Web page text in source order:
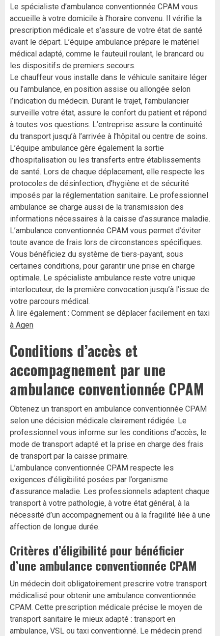
Le spécialiste d’ambulance conventionnée CPAM vous
accueille à votre domicile à l’horaire convenu. Il vérifie la
prescription médicale et s’assure de votre état de santé
avant le départ. L’équipe ambulance prépare le matériel
médical adapté, comme le fauteuil roulant, le brancard ou
les dispositifs de premiers secours.
Le chauffeur vous installe dans le véhicule sanitaire léger
ou l’ambulance, en position assise ou allongée selon
l’indication du médecin. Durant le trajet, l’ambulancier
surveille votre état, assure le confort du patient et répond
à toutes vos questions. L’entreprise assure la continuité
du transport jusqu’à l’arrivée à l’hôpital ou centre de soins.
L’équipe ambulance gère également la sortie
d’hospitalisation ou les transferts entre établissements
de santé. Lors de chaque déplacement, elle respecte les
protocoles de désinfection, d’hygiène et de sécurité
imposés par la réglementation sanitaire. Le professionnel
ambulance se charge aussi de la transmission des
informations nécessaires à la caisse d’assurance maladie.
L’ambulance conventionnée CPAM vous permet d’éviter
toute avance de frais lors de circonstances spécifiques.
Vous bénéficiez du système de tiers-payant, sous
certaines conditions, pour garantir une prise en charge
optimale. Le spécialiste ambulance reste votre unique
interlocuteur, de la première convocation jusqu’à l’issue de
votre parcours médical.
À lire également : Comment se déplacer facilement en taxi
à Agen
Conditions d’accès et
accompagnement par une
ambulance conventionnée CPAM
Obtenez un transport en ambulance conventionnée CPAM
selon une décision médicale clairement rédigée. Le
professionnel vous informe sur les conditions d’accès, le
mode de transport adapté et la prise en charge des frais
de transport par la caisse primaire.
L’ambulance conventionnée CPAM respecte les
exigences d’éligibilité posées par l’organisme
d’assurance maladie. Les professionnels adaptent chaque
transport à votre pathologie, à votre état général, à la
nécessité d’un accompagnement ou à la fragilité liée à une
affection de longue durée.
Critères d’éligibilité pour bénéficier
d’une ambulance conventionnée CPAM
Un médecin doit obligatoirement prescrire votre transport
médicalisé pour obtenir une ambulance conventionnée
CPAM. Cette prescription médicale précise le moyen de
transport sanitaire le mieux adapté : transport en
ambulance, VSL ou taxi conventionné. Le médecin prend